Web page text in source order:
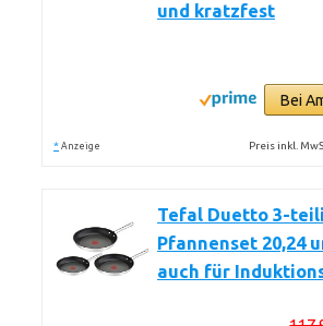
und kratzfest
Bei
* Anzeige Preis inkl.
Tefal Duetto 3-
Pfannenset 20,24
auch für